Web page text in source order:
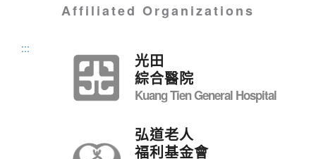
Affiliated Organizations
:::
光田
綜合醫院
Kuang Tien General Hospital
弘道老人
福利基金會